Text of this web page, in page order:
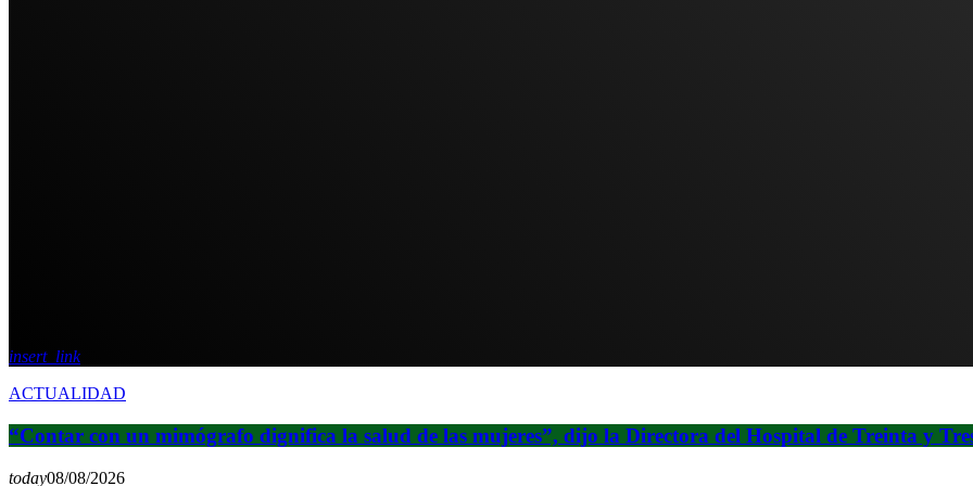
insert_link
ACTUALIDAD
“Contar con un mimógrafo dignifica la salud de las mujeres”, dijo la Directora del Hospital de Treinta y
today08/08/2026